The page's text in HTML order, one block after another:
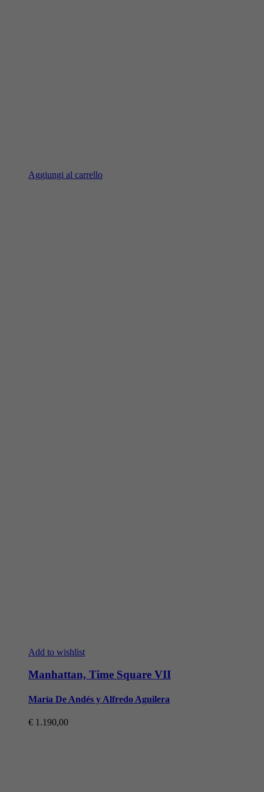
Aggiungi al carrello
Add to wishlist
Manhattan, Time Square VII
María De Andés y Alfredo Aguilera
€ 1.190,00